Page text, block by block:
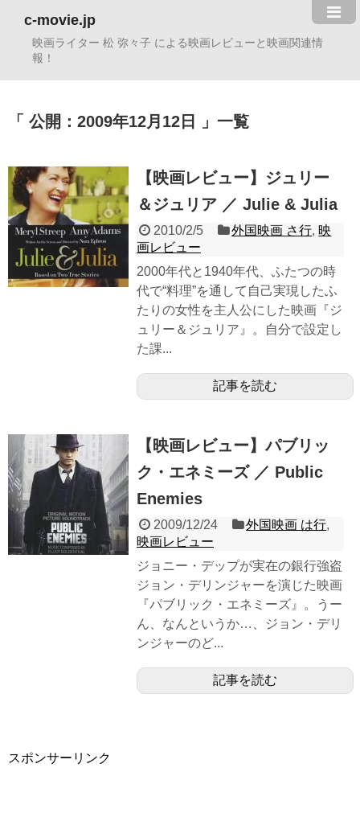
c-movie.jp
映画ライター 松 弥々子 による映画レビューと映画関連情
報！
公開：2009年12月12日 一覧
【映画レビュー】ジュリー
＆ジュリア ／ Julie & Julia
2010/2/5 外国映画 さ行, 映
画レビュー
2000年代と1940年代、ふたつの時
代で“料理”を通して自己実現したふ
たりの女性を主人公にした映画『ジ
ュリー＆ジュリア』。自分で設定し
た課...
記事を読む
【映画レビュー】パブリッ
ク・エネミーズ ／ Public
Enemies
2009/12/24 外国映画 は行,
映画レビュー
ジョニー・デップが実在の銀行強盗
ジョン・デリンジャーを演じた映画
『パブリック・エネミーズ』。うー
ん、なんというか…、ジョン・デリ
ンジャーのど...
記事を読む
スポンサーリンク